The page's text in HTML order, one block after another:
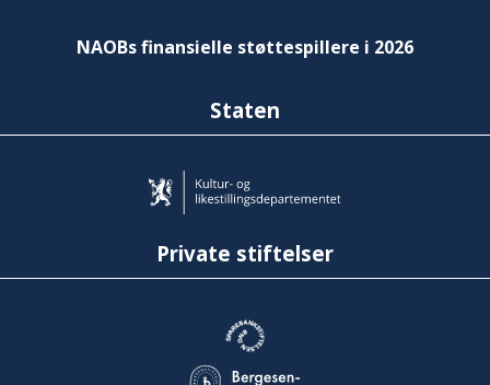
NAOBs finansielle støttespillere i 2026
Staten
Private stiftelser